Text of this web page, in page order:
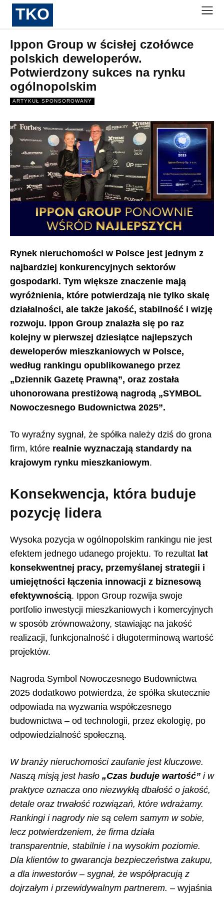
TKO
Ippon Group w ścisłej czołówce
polskich deweloperów.
Potwierdzony sukces na rynku
ogólnopolskim
ARTYKUŁ SPONSOROWANY
Rynek nieruchomości w Polsce jest jednym z
najbardziej konkurencyjnych sektorów
gospodarki. Tym większe znaczenie mają
wyróżnienia, które potwierdzają nie tylko skalę
działalności, ale także jakość, stabilność i wizję
rozwoju. Ippon Group znalazła się po raz
kolejny w pierwszej dziesiątce najlepszych
deweloperów mieszkaniowych w Polsce,
według rankingu opublikowanego przez
„Dziennik Gazetę Prawną”, oraz została
uhonorowana prestiżową nagrodą „SYMBOL
Nowoczesnego Budownictwa 2025”.
To wyraźny sygnał, że spółka należy dziś do grona
firm, które realnie wyznaczają standardy na
krajowym rynku mieszkaniowym.
Konsekwencja, która buduje
pozycję lidera
Wysoka pozycja w ogólnopolskim rankingu nie jest
efektem jednego udanego projektu. To rezultat lat
konsekwentnej pracy, przemyślanej strategii i
umiejętności łączenia innowacji z biznesową
efektywnością. Ippon Group rozwija swoje
portfolio inwestycji mieszkaniowych i komercyjnych
w sposób zrównoważony, stawiając na jakość
realizacji, funkcjonalność i długoterminową wartość
projektów.
Nagroda Symbol Nowoczesnego Budownictwa
2025 dodatkowo potwierdza, że spółka skutecznie
odpowiada na wyzwania współczesnego
budownictwa – od technologii, przez ekologię, po
odpowiedzialność społeczną.
W branży nieruchomości zaufanie jest kluczowe.
Naszą misją jest hasło „Czas buduje wartość” i w
praktyce oznacza ono niezwykłą dbałość o jakość,
detale oraz trwałość rozwiązań, które wdrażamy.
Rankingi i nagrody nie są celem samym w sobie,
lecz potwierdzeniem, że firma działa
transparentnie, stabilnie i na wysokim poziomie.
Dla klientów to gwarancja bezpieczeństwa zakupu,
a dla inwestorów – sygnał, że współpracują z
dojrzałym i przewidywalnym partnerem. – wyjaśnia